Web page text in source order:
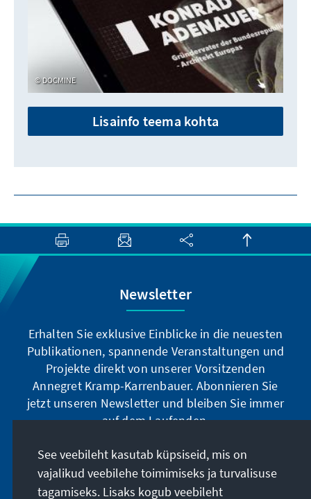
DOCMINE
Lisainfo teema kohta
Newsletter
Erhalten Sie exklusive Einblicke in die neuesten
Publikationen, spannende Veranstaltungen und
Projekte direkt von unserer Vorsitzenden
Annegret Kramp-Karrenbauer. Abonnieren Sie
jetzt unseren Newsletter und bleiben Sie immer
auf dem Laufenden.
Jetzt abonnieren
See veebileht kasutab küpsiseid, mis on
vajalikud veebilehe toimimiseks ja turvalisuse
tagamiseks. Lisaks kogub veebileht